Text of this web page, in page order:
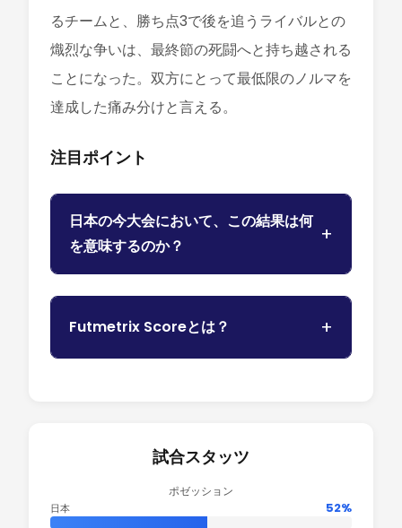
るチームと、勝ち点3で後を追うライバルとの
熾烈な争いは、最終節の死闘へと持ち越される
ことになった。双方にとって最低限のノルマを
達成した痛み分けと言える。
注目ポイント
日本の今大会において、この結果は何
を意味するのか？
Futmetrix Scoreとは？
試合スタッツ
ポゼッション
日本 52%